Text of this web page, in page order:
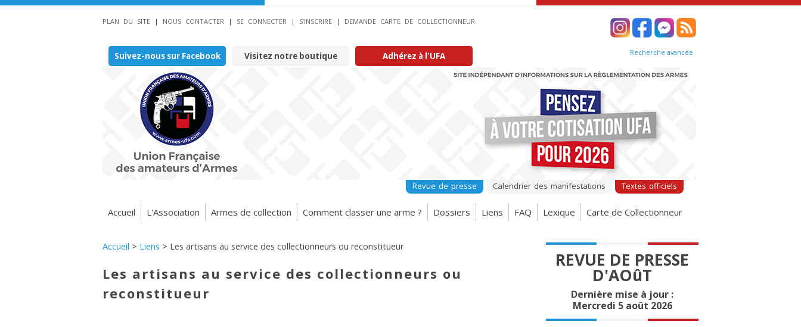
PLAN DU SITE | NOUS CONTACTER | SE CONNECTER | S’INSCRIRE | DEMANDE CARTE DE COLLECTIONNEUR
Suivez-nous sur Facebook Visitez notre boutique Adhérez à l'UFA Recherche avancée
Revue de presse Calendrier des manifestations Textes officiels
Accueil L'Association Armes de collection Comment classer une arme ? Dossiers Liens FAQ Lexique Carte de Collectionneur
REVUE DE PRESSE
D'AOûT
Dernière mise à jour :
Mercredi 5 août 2026
Accueil > Liens > Les artisans au service des collectionneurs ou reconstitueur
Les artisans au service des collectionneurs ou
reconstitueur